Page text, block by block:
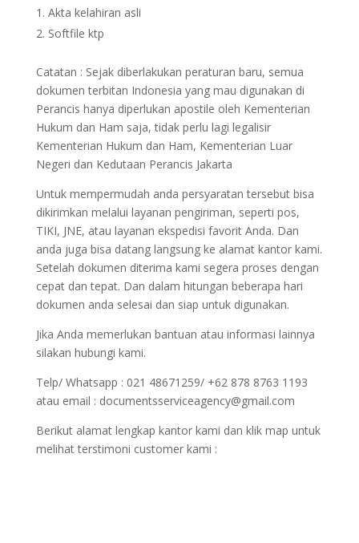
Akta kelahiran asli
Softfile ktp
Catatan : Sejak diberlakukan peraturan baru, semua
dokumen terbitan Indonesia yang mau digunakan di
Perancis hanya diperlukan apostile oleh Kementerian
Hukum dan Ham saja, tidak perlu lagi legalisir
Kementerian Hukum dan Ham, Kementerian Luar
Negeri dan Kedutaan Perancis Jakarta
Untuk mempermudah anda persyaratan tersebut bisa
dikirimkan melalui layanan pengiriman, seperti pos,
TIKI, JNE, atau layanan ekspedisi favorit Anda. Dan
anda juga bisa datang langsung ke alamat kantor kami.
Setelah dokumen diterima kami segera proses dengan
cepat dan tepat. Dan dalam hitungan beberapa hari
dokumen anda selesai dan siap untuk digunakan.
Jika Anda memerlukan bantuan atau informasi lainnya
silakan hubungi kami.
Telp/ Whatsapp : 021 48671259/ +62 878 8763 1193
atau email : documentsserviceagency@gmail.com
Berikut alamat lengkap kantor kami dan klik map untuk
melihat terstimoni customer kami :